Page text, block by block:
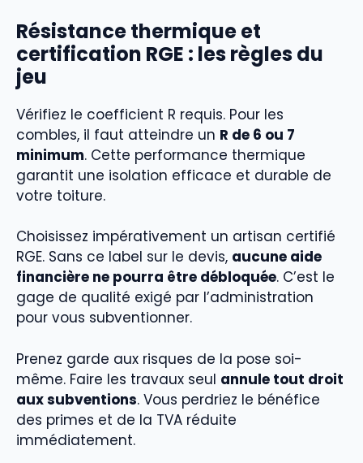
Résistance thermique et
certification RGE : les règles du
jeu
Vérifiez le coefficient R requis. Pour les
combles, il faut atteindre un R de 6 ou 7
minimum. Cette performance thermique
garantit une isolation efficace et durable de
votre toiture.
Choisissez impérativement un artisan certifié
RGE. Sans ce label sur le devis, aucune aide
financière ne pourra être débloquée. C’est le
gage de qualité exigé par l’administration
pour vous subventionner.
Prenez garde aux risques de la pose soi-
même. Faire les travaux seul annule tout droit
aux subventions. Vous perdriez le bénéfice
des primes et de la TVA réduite
immédiatement.